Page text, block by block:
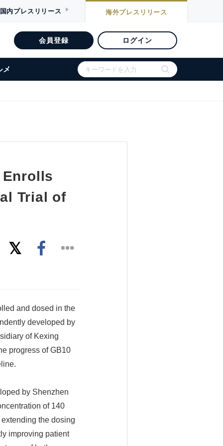
国内プレスリリース 海外プレスリリース
会員登録 ログイン
メ
Trial of
and dosed in the
developed by
of Kexing
progress of GB10
by Shenzhen
of 140
the dosing
improving patient